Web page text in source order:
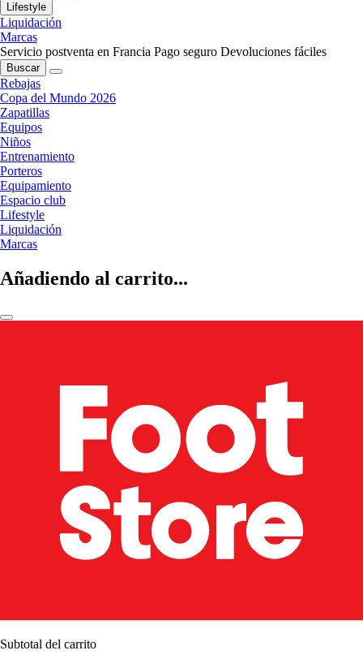
Lifestyle
Liquidación
Marcas
Servicio postventa en Francia Pago seguro Devoluciones fáciles
Buscar
Rebajas
Copa del Mundo 2026
Zapatillas
Equipos
Niños
Entrenamiento
Porteros
Equipamiento
Espacio club
Lifestyle
Liquidación
Marcas
Añadiendo al carrito...
Subtotal del carrito